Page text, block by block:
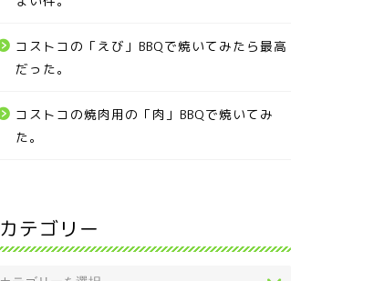
コストコの「えび」BBQで焼いてみたら最高
だった。
コストコの焼肉用の「肉」BBQで焼いてみ
た。
カテゴリー